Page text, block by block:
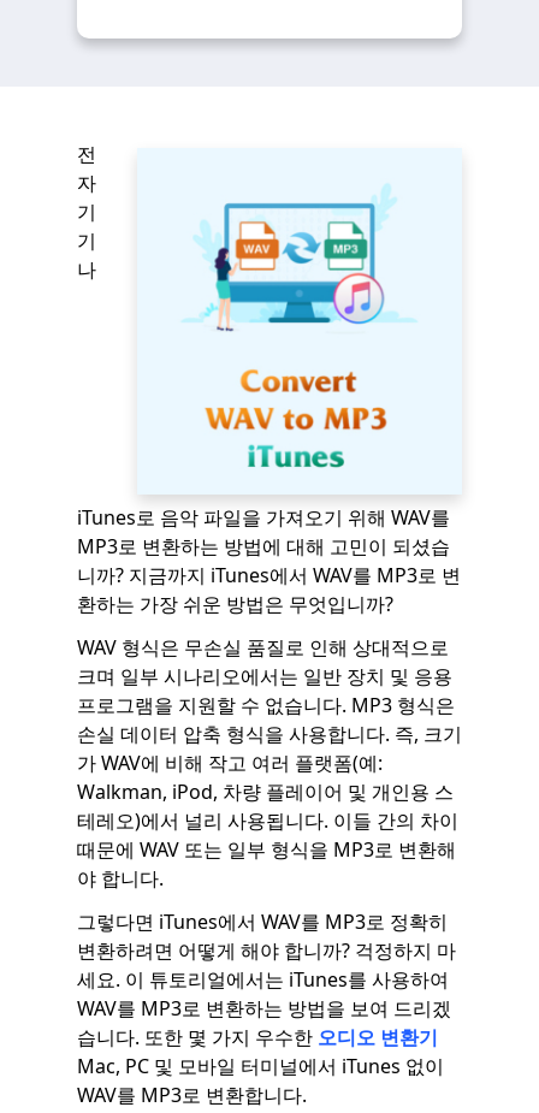
전
자
기
기
나
iTunes로 음악 파일을 가져오기 위해 WAV를
MP3로 변환하는 방법에 대해 고민이 되셨습
니까? 지금까지 iTunes에서 WAV를 MP3로 변
환하는 가장 쉬운 방법은 무엇입니까?
WAV 형식은 무손실 품질로 인해 상대적으로
크며 일부 시나리오에서는 일반 장치 및 응용
프로그램을 지원할 수 없습니다. MP3 형식은
손실 데이터 압축 형식을 사용합니다. 즉, 크기
가 WAV에 비해 작고 여러 플랫폼(예:
Walkman, iPod, 차량 플레이어 및 개인용 스
테레오)에서 널리 사용됩니다. 이들 간의 차이
때문에 WAV 또는 일부 형식을 MP3로 변환해
야 합니다.
그렇다면 iTunes에서 WAV를 MP3로 정확히
변환하려면 어떻게 해야 합니까? 걱정하지 마
세요. 이 튜토리얼에서는 iTunes를 사용하여
WAV를 MP3로 변환하는 방법을 보여 드리겠
습니다. 또한 몇 가지 우수한 오디오 변환기
Mac, PC 및 모바일 터미널에서 iTunes 없이
WAV를 MP3로 변환합니다.